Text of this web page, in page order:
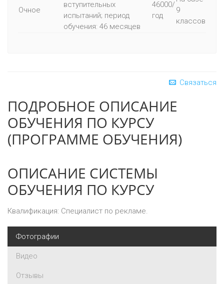
Очное
вступительных
испытаний; период
обучения: 46 месяцев
46000/
год
9
классов
Связаться
ПОДРОБНОЕ ОПИСАНИЕ
ОБУЧЕНИЯ ПО КУРСУ
(ПРОГРАММЕ ОБУЧЕНИЯ)
ОПИСАНИЕ СИСТЕМЫ
ОБУЧЕНИЯ ПО КУРСУ
Квалификация: Специалист по рекламе.
Фотографии
Видео
Отзывы